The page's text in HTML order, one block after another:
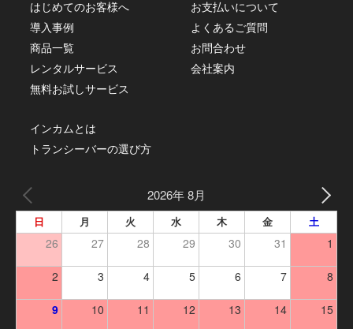
はじめてのお客様へ
導入事例
商品一覧
レンタルサービス
無料お試しサービス
お支払いについて
よくあるご質問
お問合わせ
会社案内
インカムとは
トランシーバーの選び方
2026年 8月
日 月 火 水 木 金 土
26 27 28 29 30 31 1
2 3 4 5 6 7 8
9 10 11 12 13 14 15